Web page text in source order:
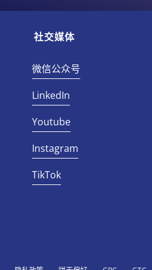
社交媒体
微信公众号
LinkedIn
Youtube
Instagram
TikTok